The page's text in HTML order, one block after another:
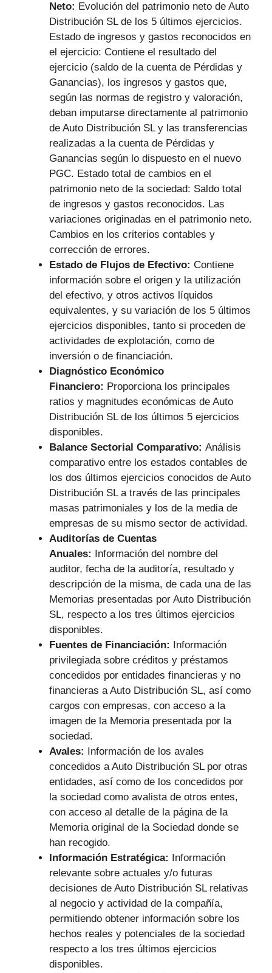
Neto: Evolución del patrimonio neto de Auto
Distribución SL de los 5 últimos ejercicios.
Estado de ingresos y gastos reconocidos en
el ejercicio: Contiene el resultado del
ejercicio (saldo de la cuenta de Pérdidas y
Ganancias), los ingresos y gastos que,
según las normas de registro y valoración,
deban imputarse directamente al patrimonio
de Auto Distribución SL y las transferencias
realizadas a la cuenta de Pérdidas y
Ganancias según lo dispuesto en el nuevo
PGC. Estado total de cambios en el
patrimonio neto de la sociedad: Saldo total
de ingresos y gastos reconocidos. Las
variaciones originadas en el patrimonio neto.
Cambios en los criterios contables y
corrección de errores.
Estado de Flujos de Efectivo: Contiene
información sobre el origen y la utilización
del efectivo, y otros activos líquidos
equivalentes, y su variación de los 5 últimos
ejercicios disponibles, tanto si proceden de
actividades de explotación, como de
inversión o de financiación.
Diagnóstico Económico
Financiero: Proporciona los principales
ratios y magnitudes económicas de Auto
Distribución SL de los últimos 5 ejercicios
disponibles.
Balance Sectorial Comparativo: Análisis
comparativo entre los estados contables de
los dos últimos ejercicios conocidos de Auto
Distribución SL a través de las principales
masas patrimoniales y los de la media de
empresas de su mismo sector de actividad.
Auditorías de Cuentas
Anuales: Información del nombre del
auditor, fecha de la auditoría, resultado y
descripción de la misma, de cada una de las
Memorias presentadas por Auto Distribución
SL, respecto a los tres últimos ejercicios
disponibles.
Fuentes de Financiación: Información
privilegiada sobre créditos y préstamos
concedidos por entidades financieras y no
financieras a Auto Distribución SL, así como
cargos con empresas, con acceso a la
imagen de la Memoria presentada por la
sociedad.
Avales: Información de los avales
concedidos a Auto Distribución SL por otras
entidades, así como de los concedidos por
la sociedad como avalista de otros entes,
con acceso al detalle de la página de la
Memoria original de la Sociedad donde se
han recogido.
Información Estratégica: Información
relevante sobre actuales y/o futuras
decisiones de Auto Distribución SL relativas
al negocio y actividad de la compañía,
permitiendo obtener información sobre los
hechos reales y potenciales de la sociedad
respecto a los tres últimos ejercicios
disponibles.